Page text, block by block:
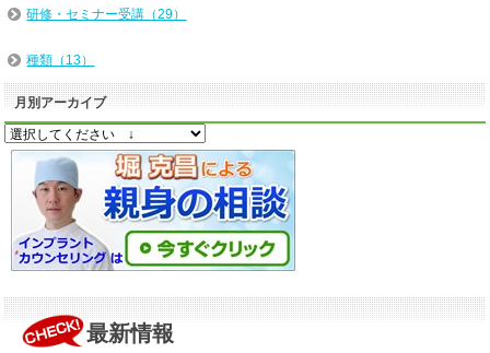
研修・セミナー受講（29）
種類（13）
月別アーカイブ
最新情報